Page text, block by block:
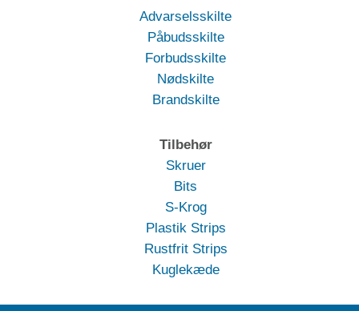
Advarselsskilte
Påbudsskilte
Forbudsskilte
Nødskilte
Brandskilte
Tilbehør
Skruer
Bits
S-Krog
Plastik Strips
Rustfrit Strips
Kuglekæde